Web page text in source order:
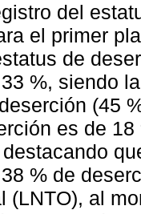
del
el primer
de
%, siendo
(45
es de
% de
(LNTO), al